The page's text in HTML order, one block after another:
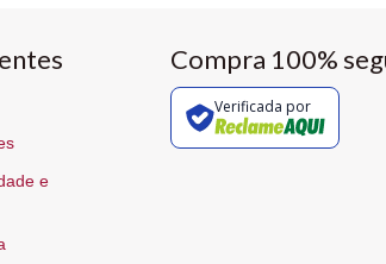
e
Compra 100%
Verificada por